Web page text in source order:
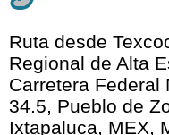
Ruta desde
Regional de Alta
Carretera Federal
34.5, Pueblo de
Ixtapaluca, MEX,